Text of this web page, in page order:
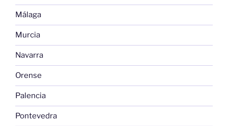
Málaga
Murcia
Navarra
Orense
Palencia
Pontevedra